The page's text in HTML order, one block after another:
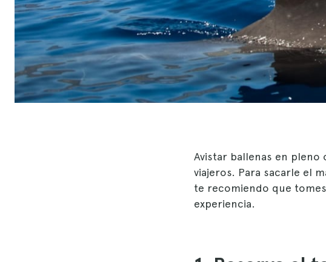
Avistar ballenas en pleno
viajeros. Para sacarle el
te recomiendo que
experiencia.